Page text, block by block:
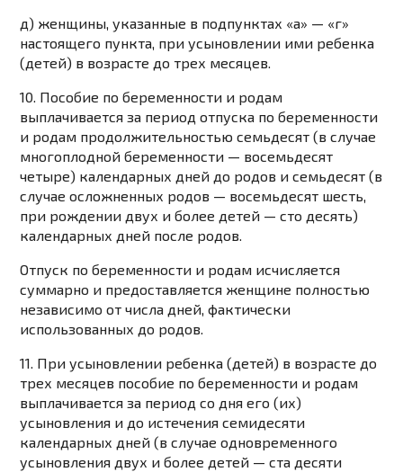
д) женщины, указанные в подпунктах «а» — «г»
настоящего пункта, при усыновлении ими ребенка
(детей) в возрасте до трех месяцев.
10. Пособие по беременности и родам
выплачивается за период отпуска по беременности
и родам продолжительностью семьдесят (в случае
многоплодной беременности — восемьдесят
четыре) календарных дней до родов и семьдесят (в
случае осложненных родов — восемьдесят шесть,
при рождении двух и более детей — сто десять)
календарных дней после родов.
Отпуск по беременности и родам исчисляется
суммарно и предоставляется женщине полностью
независимо от числа дней, фактически
использованных до родов.
11. При усыновлении ребенка (детей) в возрасте до
трех месяцев пособие по беременности и родам
выплачивается за период со дня его (их)
усыновления и до истечения семидесяти
календарных дней (в случае одновременного
усыновления двух и более детей — ста десяти